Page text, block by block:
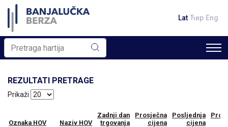
Lat Ћир Eng
REZULTATI PRETRAGE
Prikaži
Oznaka HOV Naziv HOV
Zadnji dan
trgovanja
Prosječna
cijena
Posljednja
cijena